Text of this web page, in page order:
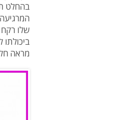
בהחלט
שלו רקח
מראה